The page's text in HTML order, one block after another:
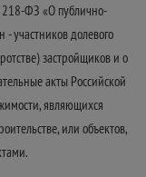
218-ФЗ «О публично-
участников долевого
застройщиков и о
акты Российской
являющихся
или объектов,